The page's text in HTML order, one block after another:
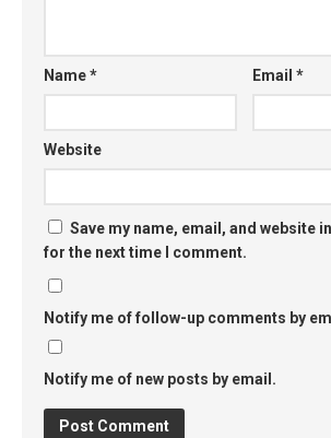
Name* Email*
Website
Save my name, email, and website
for the next time I comment.
Notify me of follow-up comments by
Notify me of new posts by email.